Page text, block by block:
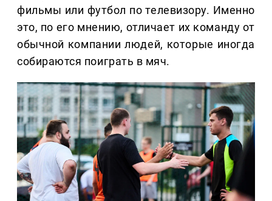
фильмы или футбол по телевизору. Именно
это, по его мнению, отличает их команду от
обычной компании людей, которые иногда
собираются поиграть в мяч.